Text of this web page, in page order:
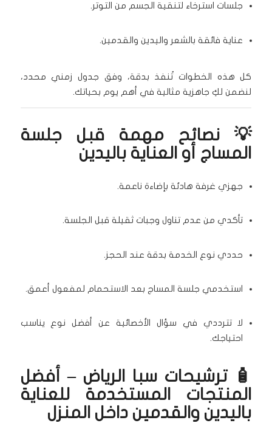
جلسات استرخاء لتنقية الجسم من التوتر.
عناية فائقة بالشعر واليدين والقدمين.
كل هذه الخطوات تُنفذ بدقة، وفق جدول زمني محدد،
لنضمن لكِ جاهزية مثالية في أهم يوم بحياتك.
💡 نصائح مهمة قبل جلسة
المساج أو العناية باليدين
جهزي غرفة هادئة بإضاءة ناعمة.
تأكدي من عدم تناول وجبات ثقيلة قبل الجلسة.
حددي نوع الخدمة بدقة عند الحجز.
استخدمي جلسة المساج بعد الاستحمام لمفعول أعمق.
لا تترددي في سؤال الأخصائية عن أفضل نوع يناسب
احتياجك.
🧴 ترشيحات سبا الرياض – أفضل
المنتجات المستخدمة للعناية
باليدين والقدمين داخل المنزل